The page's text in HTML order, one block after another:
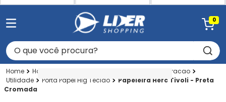
0
O que você procura?
Home Center
Moveis E Decoracao
Utilidade
Porta Papel Hig Tecido
Papeleira Herc Tivoli - Preta
Cromada